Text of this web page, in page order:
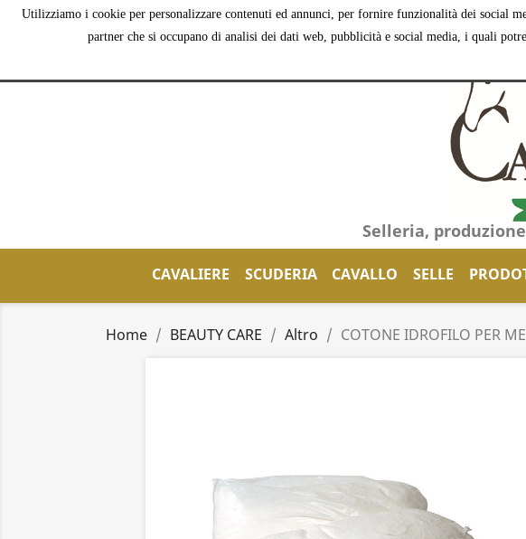
Utilizziamo i cookie per personalizzare contenuti ed annunci, per fornire funzionalità dei
partner che si occupano di analisi dei dati web, pubblicità e social media, i quali
Selleria,
CAVALIERE SCUDERIA CAVALLO SELLE
Home BEAUTY CARE Altro COTONE IDROFILO PER